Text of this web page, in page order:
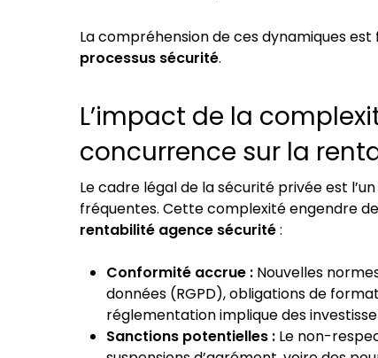
La compréhension de ces dynamiques
processus sécurité.
L’impact de la
concurrence sur la
Le cadre légal de la sécurité privée est
fréquentes. Cette complexité engendre
rentabilité agence sécurité:
Conformité accrue : Nouvelles
données (RGPD), obligations de
réglementation implique des
Sanctions potentielles : Le non-